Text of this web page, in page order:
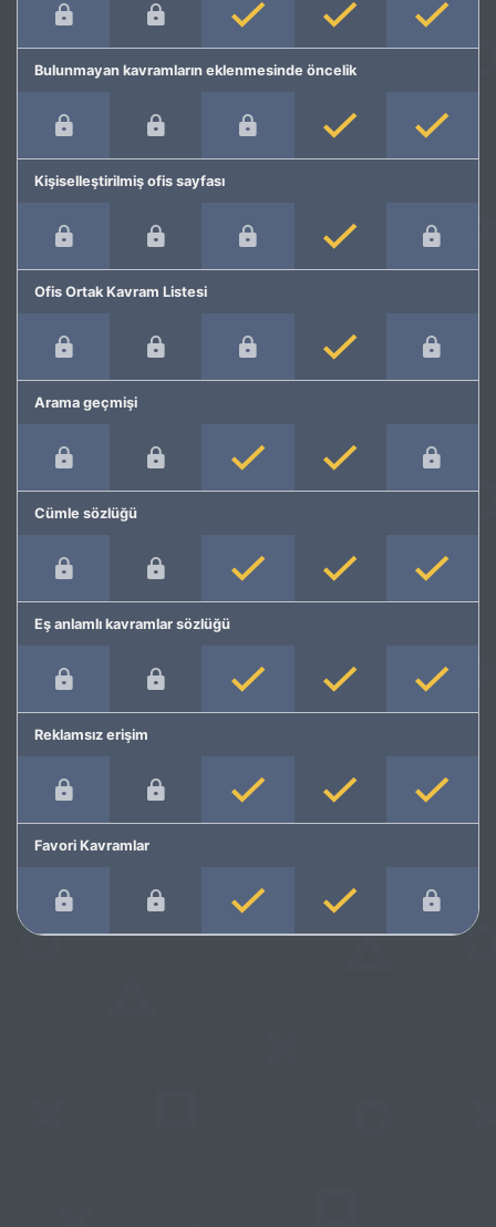
Bulunmayan kavramların eklenmesinde öncelik
Kişiselleştirilmiş ofis sayfası
Ofis Ortak Kavram Listesi
Arama geçmişi
Cümle sözlüğü
Eş anlamlı kavramlar sözlüğü
Reklamsız erişim
Favori Kavramlar